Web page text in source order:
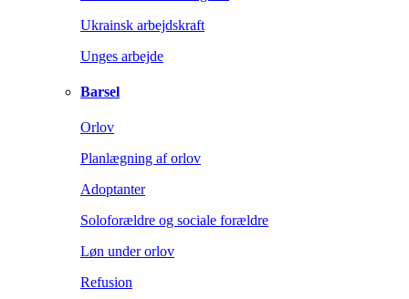
Ukrainsk arbejdskraft
Unges arbejde
Barsel
Orlov
Planlægning af orlov
Adoptanter
Soloforældre og sociale forældre
Løn under orlov
Refusion